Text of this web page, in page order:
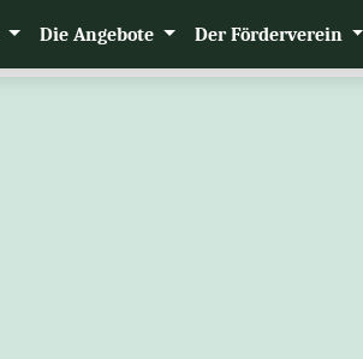
Die Angebote Der Förderverein